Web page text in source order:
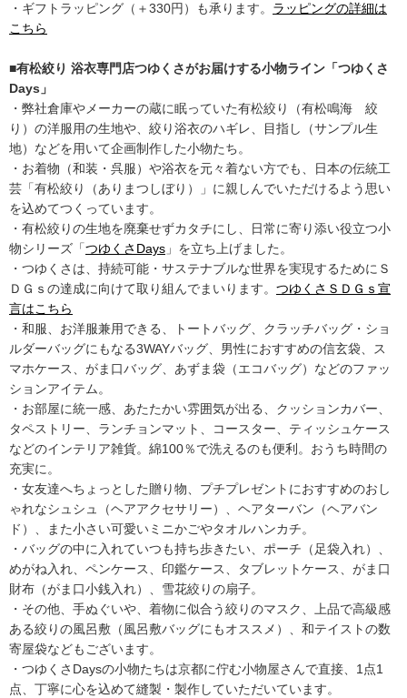
・ギフトラッピング（＋330円）も承ります。 ラッピングの詳細は
こちら
■有松絞り 浴衣専門店つゆくさがお届けする小物ライン「つゆくさ
Days」
・弊社倉庫やメーカーの蔵に眠っていた有松絞り（有松鳴海 絞
り）の洋服用の生地や、絞り浴衣のハギレ、目指し（サンプル生
地）などを用いて企画制作した小物たち。
・お着物（和装・呉服）や浴衣を元々着ない方でも、日本の伝統工
芸「有松絞り（ありまつしぼり）」に親しんでいただけるよう思い
を込めてつくっています。
・有松絞りの生地を廃棄せずカタチにし、日常に寄り添い役立つ小
物シリーズ「つゆくさDays 」を立ち上げました。
・つゆくさは、持続可能・サステナブルな世界を実現するためにＳ
ＤＧｓの達成に向けて取り組んでまいります。 つゆくさＳＤＧｓ宣
言はこちら
・和服、お洋服兼用できる、トートバッグ、クラッチバッグ・ショ
ルダーバッグにもなる3WAYバッグ、男性におすすめの信玄袋、ス
マホケース、がま口バッグ、あずま袋（エコバッグ）などのファッ
ションアイテム。
・お部屋に統一感、あたたかい雰囲気が出る、クッションカバー、
タペストリー、ランチョンマット、コースター、ティッシュケース
などのインテリア雑貨。綿100％で洗えるのも便利。おうち時間の
充実に。
・女友達へちょっとした贈り物、プチプレゼントにおすすめのおし
ゃれなシュシュ（ヘアアクセサリー）、ヘアターバン（ヘアバン
ド）、また小さい可愛いミニかごやタオルハンカチ。
・バッグの中に入れていつも持ち歩きたい、ポーチ（足袋入れ）、
めがね入れ、ペンケース、印鑑ケース、タブレットケース、がま口
財布（がま口小銭入れ）、雪花絞りの扇子。
・その他、手ぬぐいや、着物に似合う絞りのマスク、上品で高級感
ある絞りの風呂敷（風呂敷バッグにもオススメ）、和テイストの数
寄屋袋などもございます。
・つゆくさDaysの小物たちは京都に佇む小物屋さんで直接、1点1
点、丁寧に心を込めて縫製・製作していただいています。